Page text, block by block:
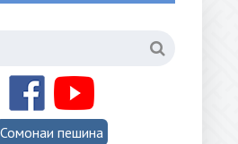
Сомонаи пешина